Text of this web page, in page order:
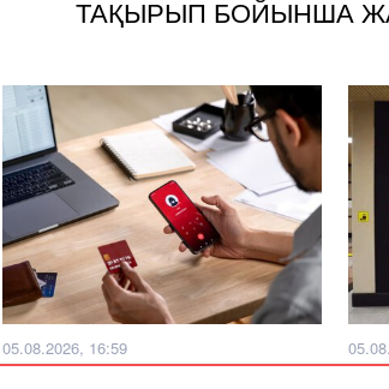
ТАҚЫРЫП БОЙЫНША
05.08.2026, 16:59